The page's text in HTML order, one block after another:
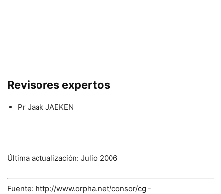
Revisores expertos
Pr Jaak JAEKEN
Última actualización: Julio 2006
Fuente: http://www.orpha.net/consor/cgi-